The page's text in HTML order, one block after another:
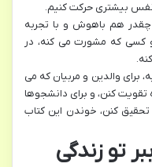
نفس بیشتری حرکت کنیم.
چقدر هم باهوش و با تجربه
و کسی که مشورت می کنه، در
برای والدین و مربیان که می
کنن، و برای دانشجوها
کنن، خوندن این کتاب
تو زندگی